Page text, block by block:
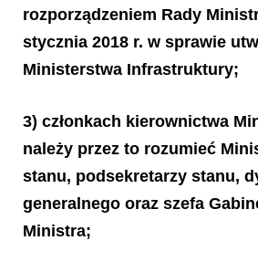
rozporządzeniem Rady
stycznia 2018 r. w sprawie
Ministerstwa Infrastruktury;
3) członkach kierownictwa
należy przez to rozumieć
stanu, podsekretarzy stanu,
generalnego oraz szefa
Ministra;